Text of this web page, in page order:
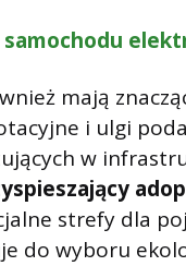
mają
i ulgi
w
strefy dla
do wyboru